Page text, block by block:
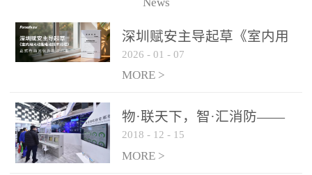
传统的火灾关测器无法被
及时缺发，不能及早发现
和有效扑救火火，这不仅
力和闲难，同时也将造成
巨大的经济损失和社会影
响，基至还会造成人员伤
亡。图像型火灾探测器正
和工程实践的结晶。
深圳赋安主导起草《室内用
光动能电池技术规程》 正式
布局光伏新能源产业
2026 - 01 - 07
MORE >
物·联天下，智·汇消防——
赋安F&S 2018上海消防展圆
满落幕
2018 - 12 - 15
MORE >